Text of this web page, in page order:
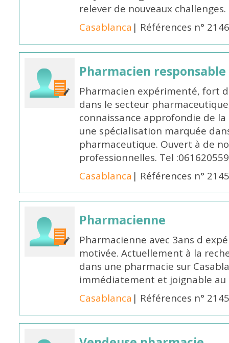
relever de nouveaux
Casablanca | Références n°
Pharmacien responsable
Pharmacien expérimenté, fort
dans le secteur
connaissance approfondie de
une spécialisation marquée
pharmaceutique. Ouvert à de
professionnelles. Tel
Casablanca | Références n°
Pharmacienne
Pharmacienne avec 3ans d
motivée. Actuellement à la
dans une pharmacie sur
immédiatement et joignable au
Casablanca | Références n°